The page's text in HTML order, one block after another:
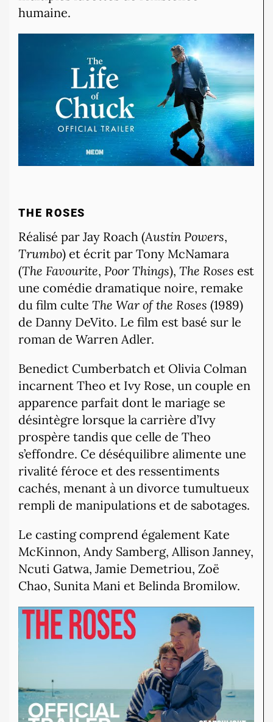
humaine.
THE ROSES
Réalisé par Jay Roach (Austin Powers,
Trumbo) et écrit par Tony McNamara
(The Favourite, Poor Things), The Roses est
une comédie dramatique noire, remake
du film culte The War of the Roses (1989)
de Danny DeVito. Le film est basé sur le
roman de Warren Adler.
Benedict Cumberbatch et Olivia Colman
incarnent Theo et Ivy Rose, un couple en
apparence parfait dont le mariage se
désintègre lorsque la carrière d’Ivy
prospère tandis que celle de Theo
s’effondre. Ce déséquilibre alimente une
rivalité féroce et des ressentiments
cachés, menant à un divorce tumultueux
rempli de manipulations et de sabotages.
Le casting comprend également Kate
McKinnon, Andy Samberg, Allison Janney,
Ncuti Gatwa, Jamie Demetriou, Zoë
Chao, Sunita Mani et Belinda Bromilow.